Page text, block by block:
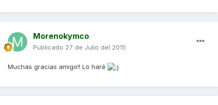
Morenokymco
Publicado 27 de Julio del 2015
Muchas gracias amigo!! Lo haré